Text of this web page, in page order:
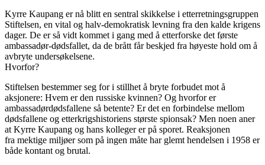
Kyrre Kaupang er nå blitt en sentral skikkelse i etterretningsgruppen
Stiftelsen, en vital og halv-demokratisk levning fra den kalde krigens
dager. De er så vidt kommet i gang med å etterforske det første
ambassadør-dødsfallet, da de brått får beskjed fra høyeste hold om å
avbryte undersøkelsene.
Hvorfor?
Stiftelsen bestemmer seg for i stillhet å bryte forbudet mot å
aksjonere: Hvem er den russiske kvinnen? Og hvorfor er
ambassadørdødsfallene så betente? Er det en forbindelse mellom
dødsfallene og etterkrigshistoriens største spionsak? Men noen aner
at Kyrre Kaupang og hans kolleger er på sporet. Reaksjonen
fra mektige miljøer som på ingen måte har glemt hendelsen i 1958 er
både kontant og brutal.